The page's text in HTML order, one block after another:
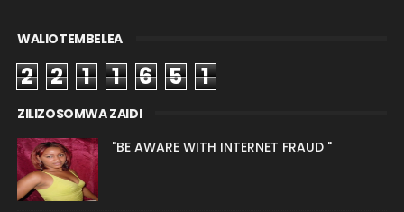
WALIOTEMBELEA
2 2 1 1 6 5 1
ZILIZOSOMWA ZAIDI
"BE AWARE WITH INTERNET FRAUD "